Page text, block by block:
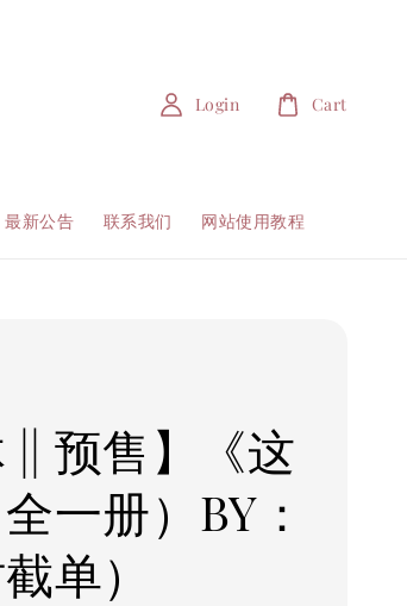
最新公告 联系我们 网站使用教程
Login Cart
|| 预售】《这
一册）BY：
单）